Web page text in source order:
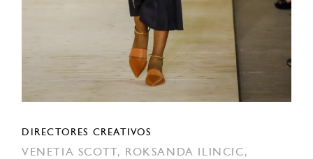
DIRECTORES CREATIVOS
VENETIA SCOTT,
ROKSANDA ILINCIC,